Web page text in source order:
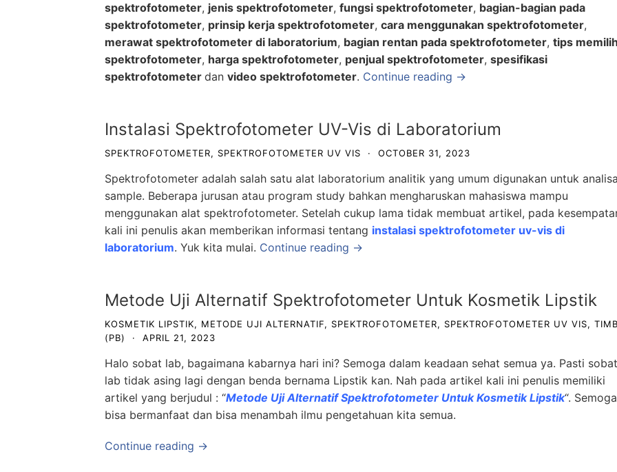
spektrofotometer, jenis spektrofotometer, fungsi spektrofotometer, bagian-bagian pada
spektrofotometer, prinsip kerja spektrofotometer, cara menggunakan spektrofotometer,
merawat spektrofotometer di laboratorium, bagian rentan pada spektrofotometer, tips memilih
spektrofotometer, harga spektrofotometer, penjual spektrofotometer, spesifikasi
spektrofotometer dan video spektrofotometer. Continue reading →
Instalasi Spektrofotometer UV-Vis di Laboratorium
SPEKTROFOTOMETER, SPEKTROFOTOMETER UV VIS · OCTOBER 31, 2023
Spektrofotometer adalah salah satu alat laboratorium analitik yang umum digunakan untuk analisa
sample. Beberapa jurusan atau program study bahkan mengharuskan mahasiswa mampu
menggunakan alat spektrofotometer. Setelah cukup lama tidak membuat artikel, pada
kali ini penulis akan memberikan informasi tentang instalasi spektrofotometer uv-vis di
laboratorium. Yuk kita mulai. Continue reading →
Metode Uji Alternatif Spektrofotometer Untuk Kosmetik Lipstik
KOSMETIK LIPSTIK, METODE UJI ALTERNATIF, SPEKTROFOTOMETER, SPEKTROFOTOMETER UV VIS,
(PB)
· APRIL 21, 2023
Halo sobat lab, bagaimana kabarnya hari ini? Semoga dalam keadaan sehat semua ya. Pasti sobat
lab tidak asing lagi dengan benda bernama Lipstik kan. Nah pada artikel kali ini penulis memiliki
artikel yang berjudul : “Metode Uji Alternatif Spektrofotometer Untuk Kosmetik Lipstik“. Semoga
bisa bermanfaat dan bisa menambah ilmu pengetahuan kita semua.
Continue reading →